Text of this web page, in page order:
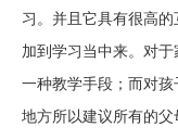
习。并且它具有很高
加到学习当中来。对
一种教学手段；而对
地方所以建议所有的